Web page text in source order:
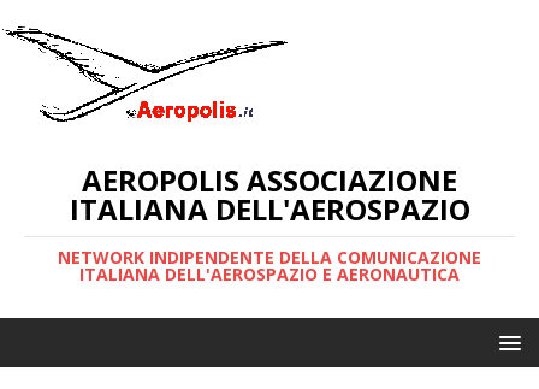
AEROPOLIS ASSOCIAZIONE
ITALIANA DELL'AEROSPAZIO
NETWORK INDIPENDENTE DELLA COMUNICAZIONE
ITALIANA DELL'AEROSPAZIO E AERONAUTICA